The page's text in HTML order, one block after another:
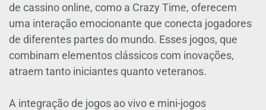
de cassino online, como a Crazy Time, oferecem
uma interação emocionante que conecta jogadores
de diferentes partes do mundo. Esses jogos, que
combinam elementos clássicos com inovações,
atraem tanto iniciantes quanto veteranos.
A integração de jogos ao vivo e mini-jogos